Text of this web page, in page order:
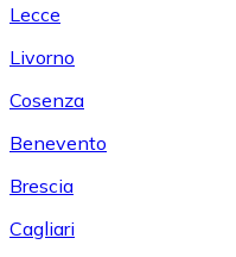
Lecce
Livorno
Cosenza
Benevento
Brescia
Cagliari